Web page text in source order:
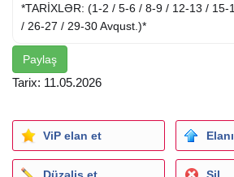
*TARİXLƏR: (1-2 / 5-6 / 8-9 / 12-13 / 15-
/ 26-27 / 29-30 Avqust.)*
*OTEL:*
*Talaçay Yurd Otel , Zaqatala*
*PAKETƏ DAXİLDİR:*
Komfortlu VİP nəqliyyat
Paylaş
Tarix: 11.05.2026
ViP elan et
Düzəliş et Sil